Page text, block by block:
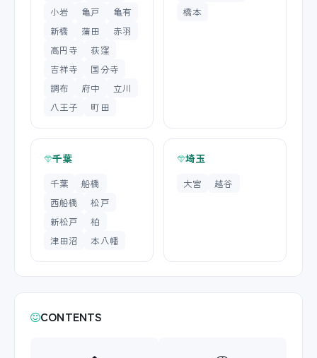
小岩
亀戸
亀有
新橋
蒲田
赤羽
高円寺
荻窪
吉祥寺
国分寺
調布
府中
立川
八王子
町田
橋本
千葉
千葉
船橋
西船橋
松戸
新松戸
柏
津田沼
本八幡
埼玉
大宮 越谷
CONTENTS